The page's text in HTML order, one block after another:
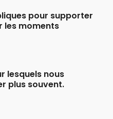
pour supporter
les moments
lesquels nous
plus souvent.